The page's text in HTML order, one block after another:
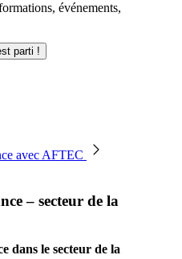
événements,
parti !
avec AFTEC
– secteur de la
dans le secteur de la